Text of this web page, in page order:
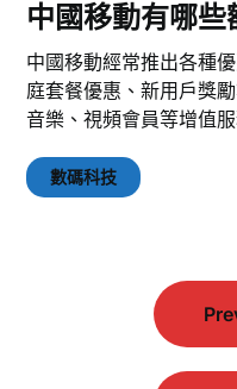
中國移動有哪些
中國移動經常推出各種
庭套餐優惠、新用戶獎
音樂、視頻會員等增值
數碼科技